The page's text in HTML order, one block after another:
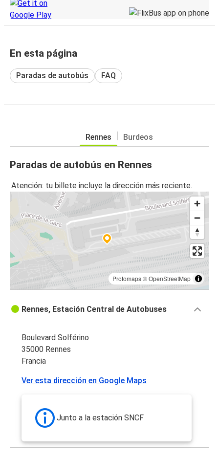
En esta página
Paradas de autobús FAQ
Rennes Burdeos
Paradas de autobús en Rennes
Atención: tu billete incluye la dirección más reciente.
Protomaps©OpenStreetMap
Rennes, Estación Central de Autobuses
Boulevard Solférino
35000 Rennes
Francia
Ver esta dirección en Google Maps
Junto a la estación SNCF